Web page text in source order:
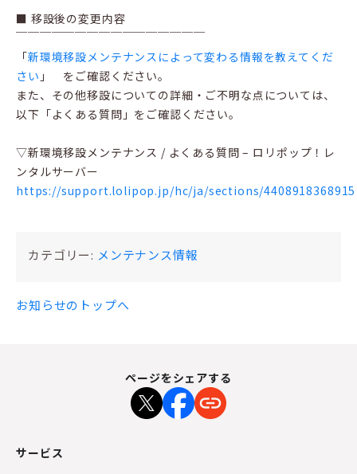
■ 移設後の変更内容
￣￣￣￣￣￣￣￣￣￣￣￣￣￣￣￣
「新環境移設メンテナンスによって変わる情報を教えてくだ
さい 」 をご確認ください。
また、その他移設についての詳細・ご不明な点については、
以下「よくある質問」をご確認ください。
▽新環境移設メンテナンス / よくある質問 – ロリポップ！レ
ンタルサーバー
https://support.lolipop.jp/hc/ja/sections/4408918368915
カテゴリー: メンテナンス情報
お知らせのトップへ
ページをシェアする
サービス